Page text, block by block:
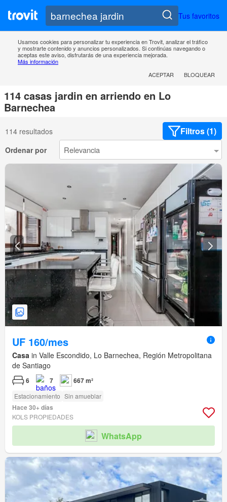
Tus favoritos
Usamos cookies para personalizar tu experiencia en Trovit, analizar el tráfico
y mostrarte contenido y anuncios personalizados. Si continúas navegando o
aceptas este aviso, disfrutarás de una experiencia mejorada.
Más información
ACEPTAR
BLOQUEAR
114 casas jardin en arriendo en Lo
Barnechea
114 resultados Filtros (1)
Ordenar por
UF 160/mes
Casa in Valle Escondido, Lo Barnechea, Región Metropolitana
de Santiago
6 7 667 m²
Estacionamiento Sin amueblar
Hace 30+ días
KOLS PROPIEDADES
WhatsApp